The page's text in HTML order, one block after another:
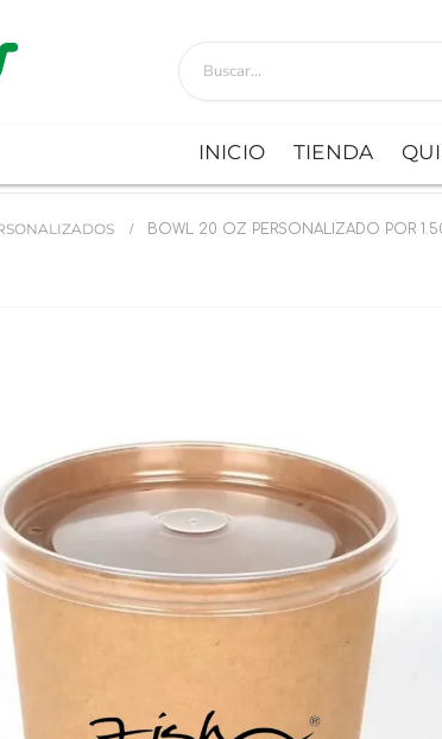
INICIO TIENDA
BOWL 20 OZ PERSONALIZADO POR